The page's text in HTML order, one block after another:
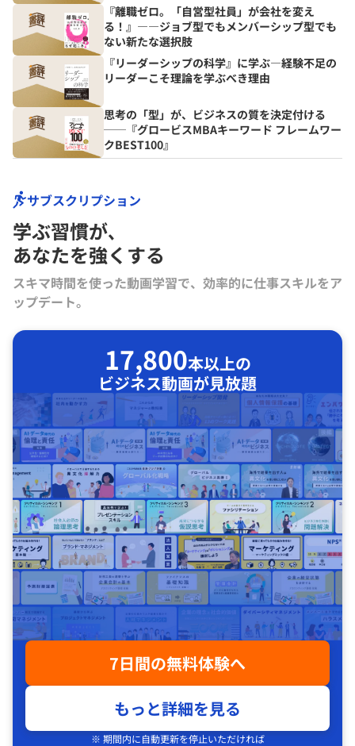
『離職ゼロ。「自営型社員」が会社を変え
る！』――ジョブ型でもメンバーシップ型でも
ない新たな選択肢
『リーダーシップの科学』に学ぶ―経験不足の
リーダーこそ理論を学ぶべき理由
思考の「型」が、ビジネスの質を決定付ける
──『グロービスMBAキーワード フレームワー
クBEST100』
サブスクリプション
学ぶ習慣が､
あなたを強くする
スキマ時間を使った動画学習で、効率的に仕事スキルをア
ップデート。
17,800本以上の
ビジネス動画が見放題
7日間の無料体験へ
もっと詳細を見る
※ 期間内に自動更新を停止いただければ